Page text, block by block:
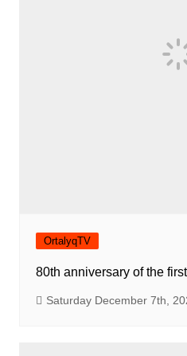
OrtalyqTV
80th anniversary of the
Saturday December 7th,